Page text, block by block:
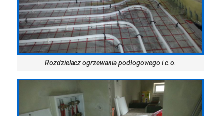
Rozdzielacz ogrzewania podłogowego i c.o.